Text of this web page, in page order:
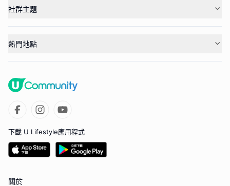
社群主題
熱門地點
下載 U Lifestyle應用程式
關於